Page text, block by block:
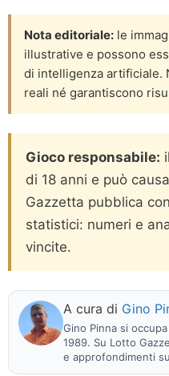
Nota editoriale: le
illustrative e possono
di intelligenza artificiale.
reali né garantiscono
Gioco responsabile:
di 18 anni e può
Gazzetta pubblica
statistici: numeri e
vincite.
A cura di Gino
Gino Pinna si
1989. Su Lotto
e approfondimenti